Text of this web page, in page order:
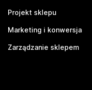
Projekt sklepu
Marketing i konwersja
Zarządzanie sklepem